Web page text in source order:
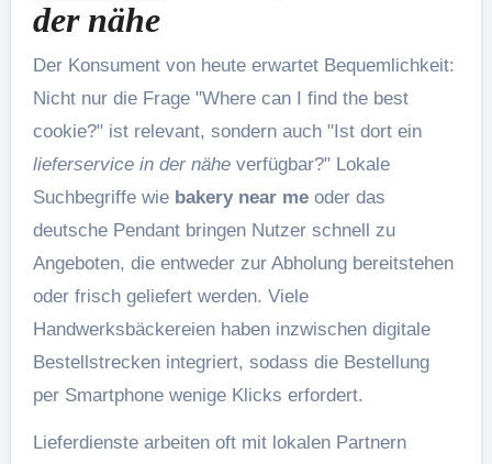
der nähe
Der Konsument von heute erwartet Bequemlichkeit:
Nicht nur die Frage "Where can I find the best
cookie?" ist relevant, sondern auch "Ist dort ein
lieferservice in der näheverfügbar?" Lokale
Suchbegriffe wie bakery near meoder das
deutsche Pendant bringen Nutzer schnell zu
Angeboten, die entweder zur Abholung bereitstehen
oder frisch geliefert werden. Viele
Handwerksbäckereien haben inzwischen digitale
Bestellstrecken integriert, sodass die Bestellung
per Smartphone wenige Klicks erfordert.
Lieferdienste arbeiten oft mit lokalen Partnern